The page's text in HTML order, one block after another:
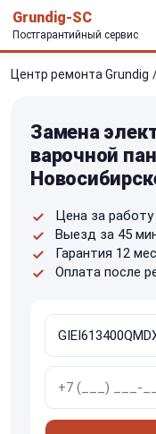
Grundig-SC
Постгарантийный сервис
Центр ремонта Grundig
Замена
варочной
Цена за
Выезд за 45
Гарантия 12
Оплата после